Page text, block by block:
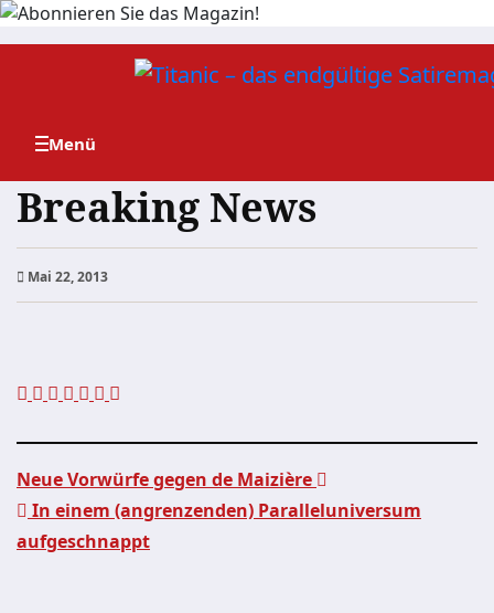
Zum
Breaking News
Mai 22, 2013
Beitragsnavigation
Neue Vorwürfe gegen de Maizière
In einem (angrenzenden) Paralleluniversum
aufgeschnappt